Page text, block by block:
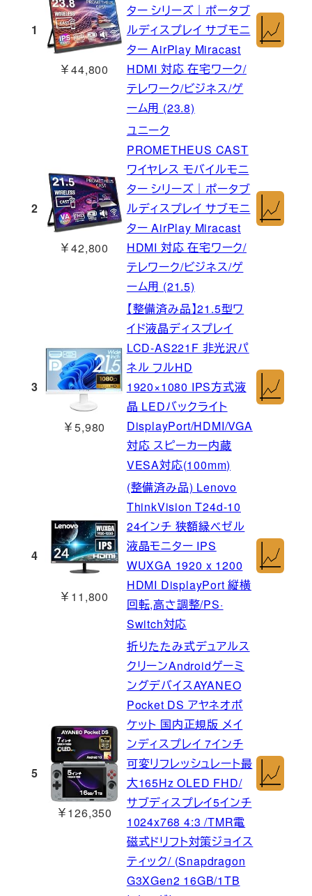
1
￥44,800
ター シリーズ｜ポータブ
ルディスプレイ サブモニ
ター AirPlay Miracast
HDMI 対応 在宅ワーク/
テレワーク/ビジネス/ゲ
ーム用 (23.8)
2
￥42,800
ユニーク
PROMETHEUS CAST
ワイヤレス モバイルモニ
ター シリーズ｜ポータブ
ルディスプレイ サブモニ
ター AirPlay Miracast
HDMI 対応 在宅ワーク/
テレワーク/ビジネス/ゲ
ーム用 (21.5)
3
￥5,980
【整備済み品】21.5型ワ
イド液晶ディスプレイ
LCD-AS221F 非光沢パ
ネル フルHD
1920×1080 IPS方式液
晶 LEDバックライト
DisplayPort/HDMI/VGA
対応 スピーカー内蔵
VESA対応(100mm)
4
￥11,800
(整備済み品) Lenovo
ThinkVision T24d-10
24インチ 狭額縁ベゼル
液晶モニター IPS
WUXGA 1920 x 1200
HDMI DisplayPort 縦横
回転,高さ調整/PS·
Switch対応
5
￥126,350
折りたたみ式デュアルス
クリーンAndroidゲーミ
ングデバイスAYANEO
Pocket DS アヤネオポ
ケット 国内正規版 メイ
ンディスプレイ 7インチ
可変リフレッシュレート最
大165Hz OLED FHD/
サブディスプレイ5インチ
1024x768 4:3 /TMR電
磁式ドリフト対策ジョイス
ティック/ (Snapdragon
G3XGen2 16GB/1TB